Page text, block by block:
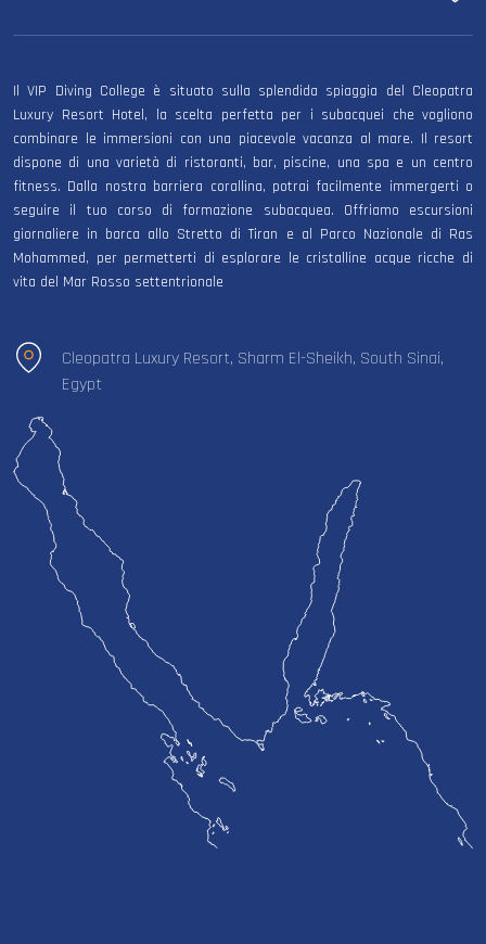
Il VIP Diving College è situato sulla splendida spiaggia del Cleopatra
Luxury Resort Hotel, la scelta perfetta per i subacquei che vogliono
combinare le immersioni con una piacevole vacanza al mare. Il resort
dispone di una varietà di ristoranti, bar, piscine, una spa e un centro
fitness. Dalla nostra barriera corallina, potrai facilmente immergerti o
seguire il tuo corso di formazione subacquea. Offriamo escursioni
giornaliere in barca allo Stretto di Tiran e al Parco Nazionale di Ras
Mohammed, per permetterti di esplorare le cristalline acque ricche di
vita del Mar Rosso settentrionale
Cleopatra Luxury Resort, Sharm El-Sheikh, South Sinai,
Egypt